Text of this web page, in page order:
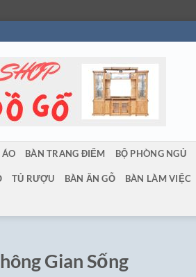
ÁO BÀN TRANG ĐIỂM BỘ PHÒNG NGỦ
TỦ RƯỢU BÀN ĂN GỖ BÀN LÀM VIỆC
Gian Sống